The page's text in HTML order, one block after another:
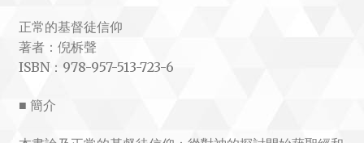
正常的基督徒信仰
著者：倪柝聲
ISBN：978-957-513-723-6
■ 簡介